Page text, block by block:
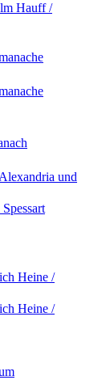
Hauff /
und
Heine /
Heine /